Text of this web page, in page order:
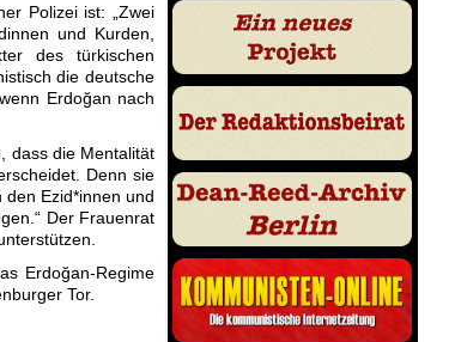
Polizei ist: „Zwei
und Kurden,
des türkischen
die deutsche
Erdoğan nach
dass die Mentalität
Denn sie
Ezid*innen und
Der Frauenrat
Erdoğan-Regime
Tor.